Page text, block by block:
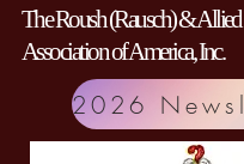
The Roush (Rausch) &
Association of America, Inc.